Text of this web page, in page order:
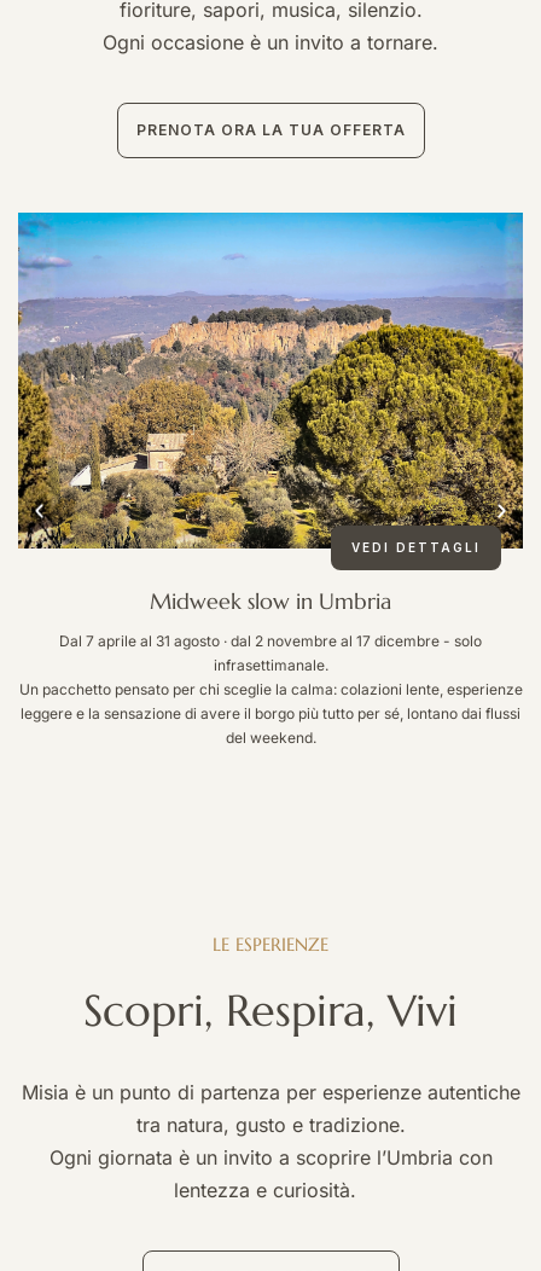
fioriture, sapori, musica, silenzio.
Ogni occasione è un invito a tornare.
PRENOTA ORA LA TUA OFFERTA
VEDI DETTAGLI
Midweek slow in Umbria
Dal 7 aprile al 31 agosto · dal 2 novembre al 17 dicembre - solo
infrasettimanale.
Un pacchetto pensato per chi sceglie la calma: colazioni lente, esperienze
leggere e la sensazione di avere il borgo più tutto per sé, lontano dai flussi
del weekend.
LE ESPERIENZE
Scopri, Respira, Vivi
Misia è un punto di partenza per esperienze autentiche
tra natura, gusto e tradizione.
Ogni giornata è un invito a scoprire l’Umbria con
lentezza e curiosità.
Gallery
Contatti
Intorno a Misia
Itinerari
Eventi del territorio